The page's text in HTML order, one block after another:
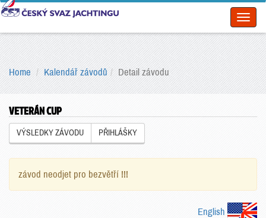
Home Kalendář závodů Detail závodu
VETERÁN CUP
VÝSLEDKY ZÁVODU PŘIHLÁŠKY
závod neodjet pro bezvětří !!!
English